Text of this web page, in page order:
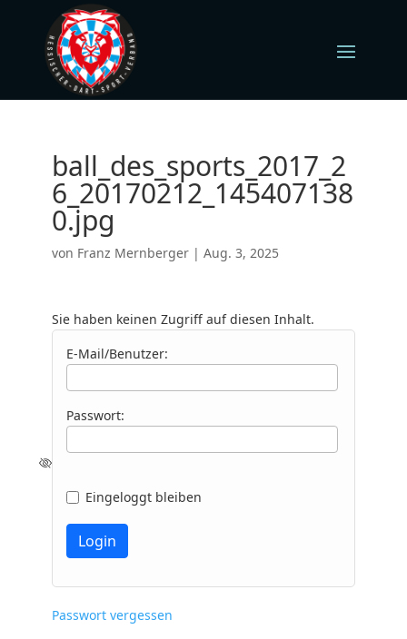
ball_des_sports_2017_2
6_20170212_145407138
0.jpg
von Franz Mernberger| Aug. 3, 2025
Sie haben keinen Zugriff auf diesen Inhalt.
E-Mail/Benutzer:
Passwort:
Eingeloggt bleiben
Passwort vergessen